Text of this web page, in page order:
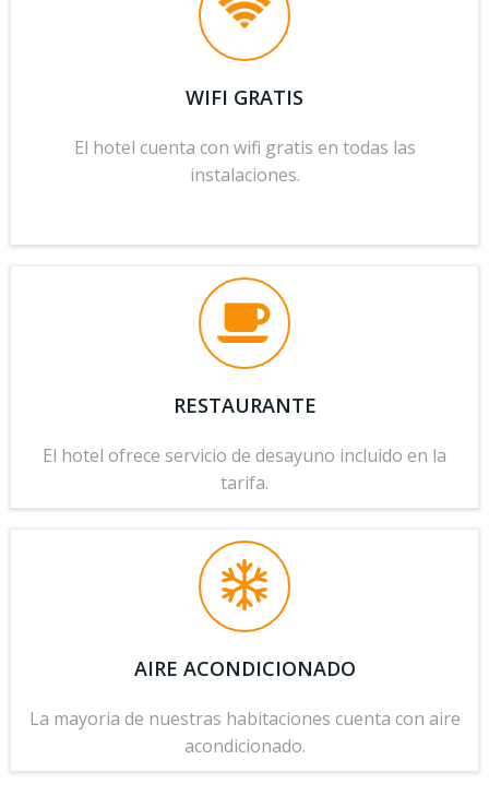
WIFI GRATIS
El hotel cuenta con wifi gratis en todas las
instalaciones.
RESTAURANTE
El hotel ofrece servicio de desayuno incluido en la
tarifa.
AIRE ACONDICIONADO
La mayoria de nuestras habitaciones cuenta con aire
acondicionado.